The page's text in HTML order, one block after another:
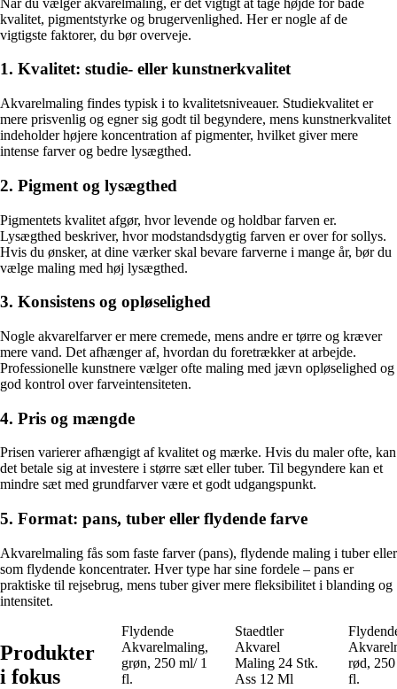
kvalitet, pigmentstyrke og brugervenlighed. Her er nogle af de
vigtigste faktorer, du bør overveje.
1. Kvalitet: studie- eller kunstnerkvalitet
Akvarelmaling findes typisk i to kvalitetsniveauer. Studiekvalitet er
mere prisvenlig og egner sig godt til begyndere, mens kunstnerkvalitet
indeholder højere koncentration af pigmenter, hvilket giver mere
intense farver og bedre lysægthed.
2. Pigment og lysægthed
Pigmentets kvalitet afgør, hvor levende og holdbar farven er.
Lysægthed beskriver, hvor modstandsdygtig farven er over for sollys.
Hvis du ønsker, at dine værker skal bevare farverne i mange år, bør du
vælge maling med høj lysægthed.
3. Konsistens og opløselighed
Nogle akvarelfarver er mere cremede, mens andre er tørre og kræver
mere vand. Det afhænger af, hvordan du foretrækker at arbejde.
Professionelle kunstnere vælger ofte maling med jævn opløselighed og
god kontrol over farveintensiteten.
4. Pris og mængde
Prisen varierer afhængigt af kvalitet og mærke. Hvis du maler ofte, kan
det betale sig at investere i større sæt eller tuber. Til begyndere kan et
mindre sæt med grundfarver være et godt udgangspunkt.
5. Format: pans, tuber eller flydende farve
Akvarelmaling fås som faste farver (pans), flydende maling i tuber eller
som flydende koncentrater. Hver type har sine fordele – pans er
praktiske til rejsebrug, mens tuber giver mere fleksibilitet i blanding og
intensitet.
Produkter
i fokus
Flydende
Akvarelmaling,
grøn, 250 ml/ 1
fl.
Staedtler
Akvarel
Maling 24 Stk.
Ass 12 Ml
rød,
fl.